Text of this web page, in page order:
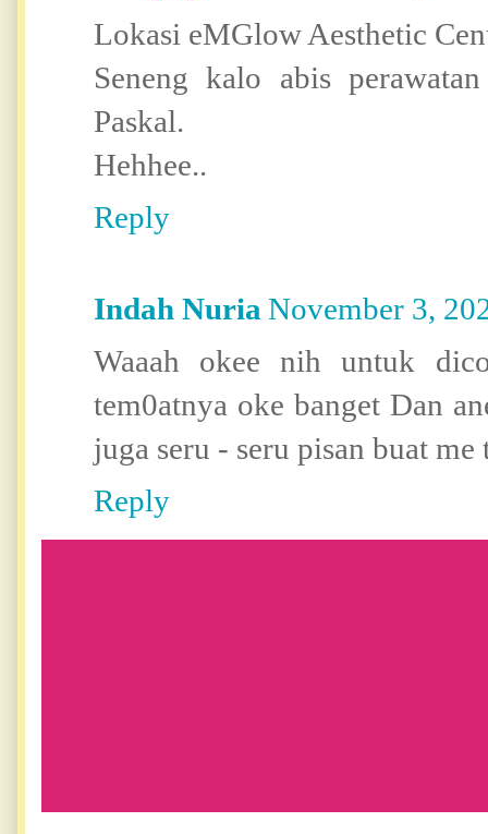
Lokasi eMGlow Aesthetic
Seneng kalo abis
Paskal.
Hehhee..
Reply
Indah Nuria November 3,
Waaah okee nih untuk
tem0atnya oke banget Dan
juga seru - seru pisan buat me
Reply